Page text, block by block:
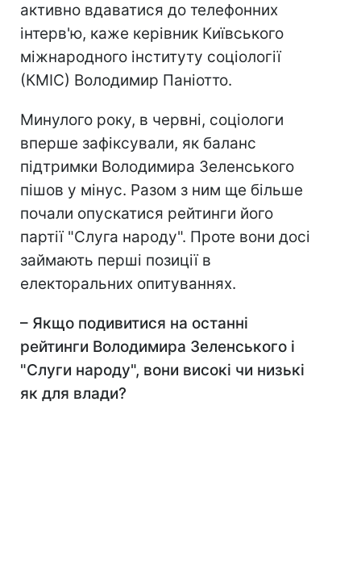
активно вдаватися до телефонних
інтерв'ю, каже керівник Київського
міжнародного інституту соціології
(КМІС) Володимир Паніотто.
Минулого року, в червні, соціологи
вперше зафіксували, як баланс
підтримки Володимира Зеленського
пішов у мінус. Разом з ним ще більше
почали опускатися рейтинги його
партії "Слуга народу". Проте вони досі
займають перші позиції в
електоральних опитуваннях.
– Якщо подивитися на останні
рейтинги Володимира Зеленського і
"Слуги народу", вони високі чи низькі
як для влади?